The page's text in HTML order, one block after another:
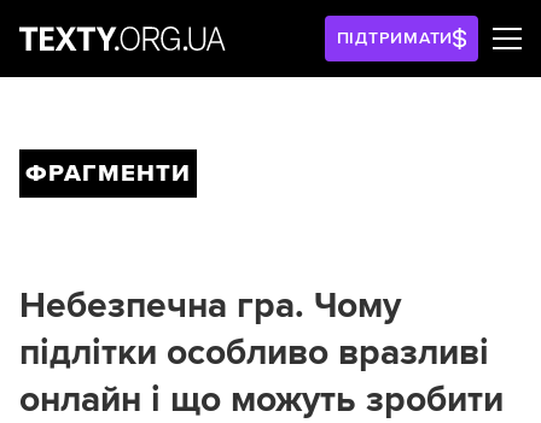
ПІДТРИМАТИ
ФРАГМЕНТИ
Небезпечна гра. Чому
підлітки особливо вразливі
онлайн і що можуть зробити